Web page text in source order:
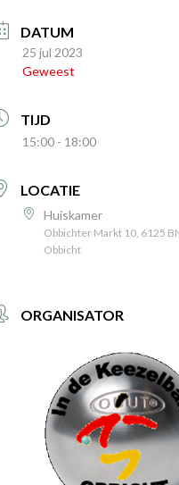
DATUM
25 jul 2023
Geweest
TIJD
15:00 - 18:00
LOCATIE
Huiskamer
Obbichter Markt 10, 6125
Obbicht
ORGANISATOR